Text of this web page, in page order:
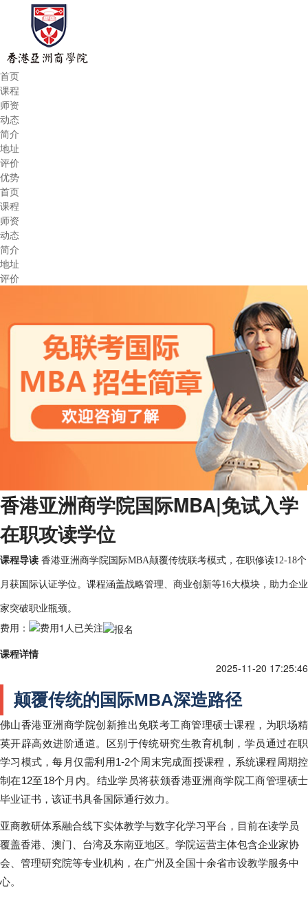
首页
课程
师资
动态
简介
地址
评价
优势
首页
课程
师资
动态
简介
地址
评价
香港亚洲商学院国际MBA|免试入学
在职攻读学位
课程导读 香港亚洲商学院国际MBA颠覆传统联考模式，在职修读12-18个
月获国际认证学位。课程涵盖战略管理、商业创新等16大模块，助力企业
家突破职业瓶颈。
费用：
1人已关注
课程详情
2025-11-20 17:25:46
颠覆传统的国际MBA深造路径
佛山香港亚洲商学院创新推出免联考工商管理硕士课程，为职场精
英开辟高效进阶通道。区别于传统研究生教育机制，学员通过在职
学习模式，每月仅需利用1-2个周末完成面授课程，系统课程周期控
制在12至18个月内。结业学员将获颁香港亚洲商学院工商管理硕士
毕业证书，该证书具备国际通行效力。
亚商教研体系融合线下实体教学与数字化学习平台，目前在读学员
覆盖香港、澳门、台湾及东南亚地区。学院运营主体包含企业家协
会、管理研究院等专业机构，在广州及全国十余省市设教学服务中
心。